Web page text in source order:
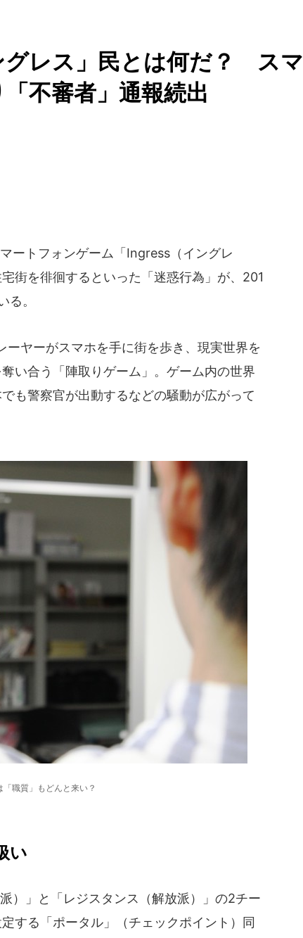
グレス」民とは何だ？ スマ
不審者」通報続出
ートフォンゲーム「Ingress（イングレ
街を徘徊するといった「迷惑行為」が、201
る。
ヤーがスマホを手に街を歩き、現実世界を
い合う「陣取りゲーム」。ゲーム内の世界
も警察官が出動するなどの騒動が広がって
「職質」もどんと来い？
い
）」と「レジスタンス（解放派）」の2チー
する「ポータル」（チェックポイント）同